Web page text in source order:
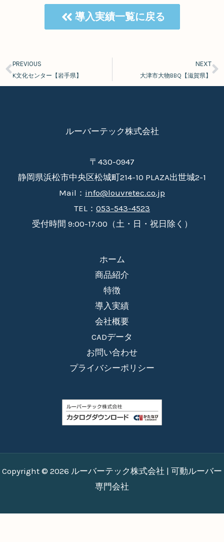
導入実績一覧に戻る
Prev
PREVIOUS
K文化センター【岩手県】
NEXT
大津市大物BBQ【滋賀県】
ルーバーテック株式会社
〒430-0947
静岡県浜松市中央区松城町214-10 PLAZA出世城2-1
Mail： info@louvretec.co.jp
TEL： 053-543-4523
受付時間 9:00-17:00（土・日・祝日除く）
ホーム
商品紹介
特徴
導入実績
会社概要
CADデータ
お問い合わせ
プライバシーポリシー
Copyright © 2026 ルーバーテック株式会社 | 可動ルーバー
専門会社